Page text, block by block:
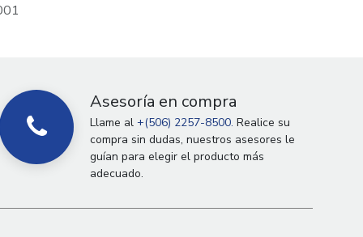
Asesoría en compra
Llame al+(506) 2257-8500. Realice su
compra sin dudas, nuestros asesores le
guían para elegir el producto más
adecuado.